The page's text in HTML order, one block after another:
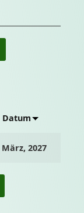
Datum
März, 2027